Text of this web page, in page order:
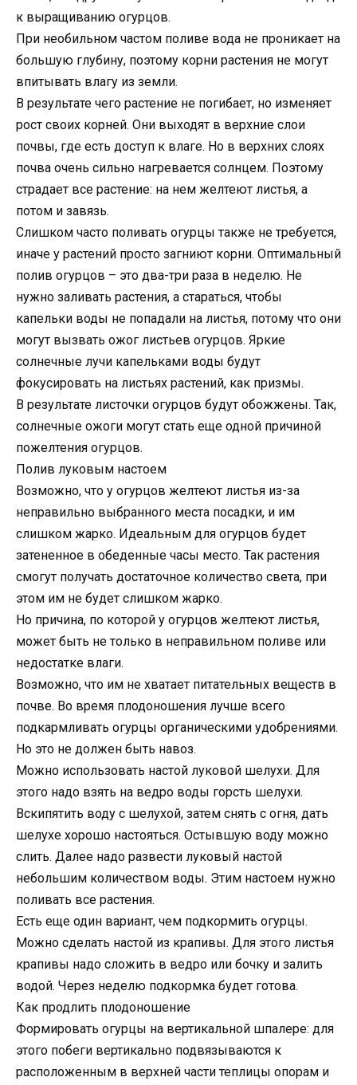
к выращиванию огурцов.
При необильном частом поливе вода не проникает на
большую глубину, поэтому корни растения не могут
впитывать влагу из земли.
В результате чего растение не погибает, но изменяет
рост своих корней. Они выходят в верхние слои
почвы, где есть доступ к влаге. Но в верхних слоях
почва очень сильно нагревается солнцем. Поэтому
страдает все растение: на нем желтеют листья, а
потом и завязь.
Слишком часто поливать огурцы также не требуется,
иначе у растений просто загниют корни. Оптимальный
полив огурцов – это два-три раза в неделю. Не
нужно заливать растения, а стараться, чтобы
капельки воды не попадали на листья, потому что они
могут вызвать ожог листьев огурцов. Яркие
солнечные лучи капельками воды будут
фокусировать на листьях растений, как призмы.
В результате листочки огурцов будут обожжены. Так,
солнечные ожоги могут стать еще одной причиной
пожелтения огурцов.
Полив луковым настоем
Возможно, что у огурцов желтеют листья из-за
неправильно выбранного места посадки, и им
слишком жарко. Идеальным для огурцов будет
затененное в обеденные часы место. Так растения
смогут получать достаточное количество света, при
этом им не будет слишком жарко.
Но причина, по которой у огурцов желтеют листья,
может быть не только в неправильном поливе или
недостатке влаги.
Возможно, что им не хватает питательных веществ в
почве. Во время плодоношения лучше всего
подкармливать огурцы органическими удобрениями.
Но это не должен быть навоз.
Можно использовать настой луковой шелухи. Для
этого надо взять на ведро воды горсть шелухи.
Вскипятить воду с шелухой, затем снять с огня, дать
шелухе хорошо настояться. Остывшую воду можно
слить. Далее надо развести луковый настой
небольшим количеством воды. Этим настоем нужно
поливать все растения.
Есть еще один вариант, чем подкормить огурцы.
Можно сделать настой из крапивы. Для этого листья
крапивы надо сложить в ведро или бочку и залить
водой. Через неделю подкормка будет готова.
Как продлить плодоношение
Формировать огурцы на вертикальной шпалере: для
этого побеги вертикально подвязываются к
расположенным в верхней части теплицы опорам и